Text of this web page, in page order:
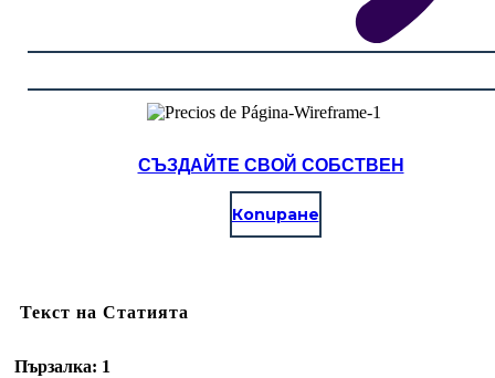
СЪЗДАЙТЕ СВОЙ СОБСТВЕН
Копиране
Текст на Статията
Пързалка: 1